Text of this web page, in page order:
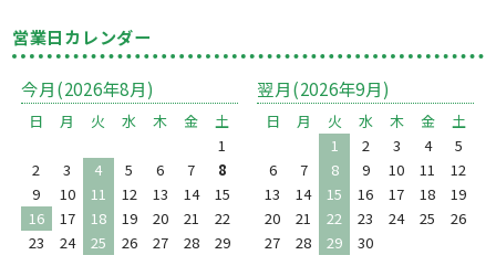
営業日カレンダー
今月(2026年8月)
日 月 火 水 木 金
土
1
2
3 4 5 6 7
8
9
10 11 12 13 14
15
16
17 18 19 20 21
22
23
24 25 26 27 28
29
翌月(2026年9月)
日 月 火 水 木 金
土
1
2 3 4
5
6
7 8 9 10 11
12
13
14 15 16 17 18
19
20
21 22 23 24 25
26
27
28 29 30